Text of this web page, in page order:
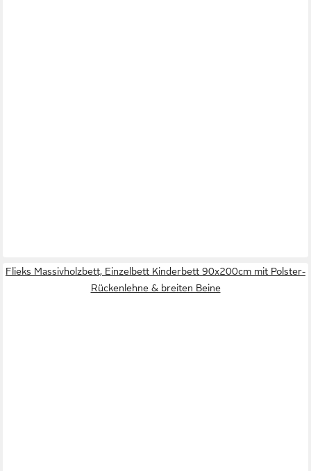
Flieks Massivholzbett, Einzelbett Kinderbett 90x200cm mit Polster-
Rückenlehne & breiten Beine